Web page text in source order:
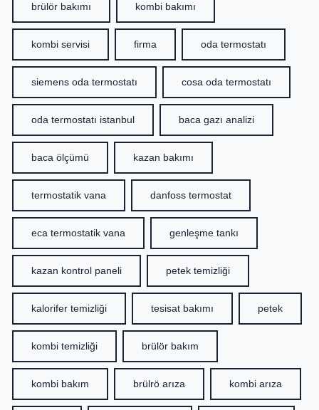
brülör bakımı kombi bakımı
kombi servisi firma oda termostatı
siemens oda termostatı cosa oda termostatı
oda termostatı istanbul baca gazı analizi
baca ölçümü kazan bakımı
termostatik vana danfoss termostat
eca termostatik vana genleşme tankı
kazan kontrol paneli petek temizliği
kalorifer temizliği tesisat bakımı petek
kombi temizliği brülör bakım
kombi bakım brülrö arıza kombi arıza